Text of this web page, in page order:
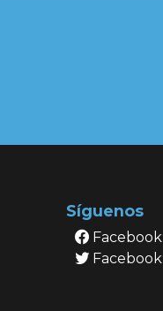
Síguenos
Facebook
Facebook